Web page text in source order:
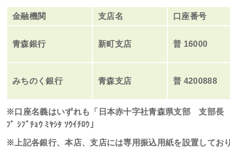
金融機関 支店名 口座番号
青森銀行 新町支店 普 16000
みちのく銀行 青森支店 普 4200888
※口座名義はいずれも「日本赤十字社青森県支部 支部長
ﾌﾞ ｼﾌﾞﾁｮｳ ﾐﾔｼﾀ ｿｳｲﾁﾛｳ」
※上記各銀行、本店、支店には専用振込用紙を設置してお